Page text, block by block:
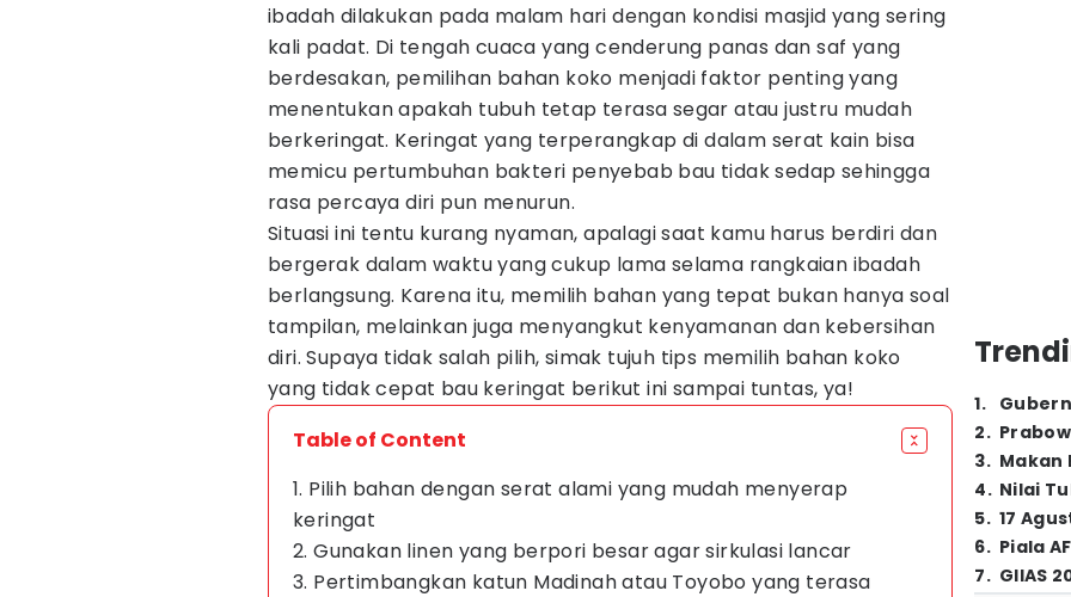
ibadah dilakukan pada malam hari dengan kondisi masjid yang sering
kali padat. Di tengah cuaca yang cenderung panas dan saf yang
berdesakan, pemilihan bahan koko menjadi faktor penting yang
menentukan apakah tubuh tetap terasa segar atau justru mudah
berkeringat. Keringat yang terperangkap di dalam serat kain bisa
memicu pertumbuhan bakteri penyebab bau tidak sedap sehingga
rasa percaya diri pun menurun.
Situasi ini tentu kurang nyaman, apalagi saat kamu harus berdiri dan
bergerak dalam waktu yang cukup lama selama rangkaian ibadah
berlangsung. Karena itu, memilih bahan yang tepat bukan hanya soal
tampilan, melainkan juga menyangkut kenyamanan dan kebersihan
diri. Supaya tidak salah pilih, simak tujuh tips memilih bahan koko
yang tidak cepat bau keringat berikut ini sampai tuntas, ya!
Table of Content
1. Pilih bahan dengan serat alami yang mudah menyerap
keringat
2. Gunakan linen yang berpori besar agar sirkulasi lancar
3. Pertimbangkan katun Madinah atau Toyobo yang terasa
1.
2.
3. Makan
4. Nilai
5. 17
6. Piala
7. GIIAS